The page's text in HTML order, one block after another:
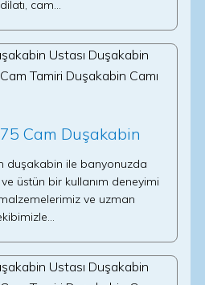
cam…
Cam Duşakabin
duşakabin ile banyonuzda
üstün bir kullanım deneyimi
ve uzman